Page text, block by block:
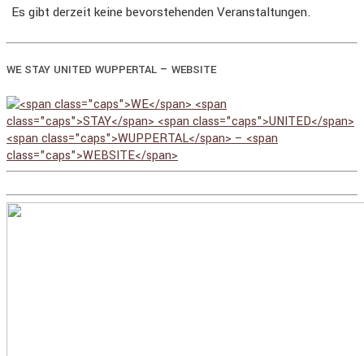
Es gibt derzeit keine bevorstehenden Veranstaltungen.
WE STAY UNITED WUPPERTAL – WEBSITE